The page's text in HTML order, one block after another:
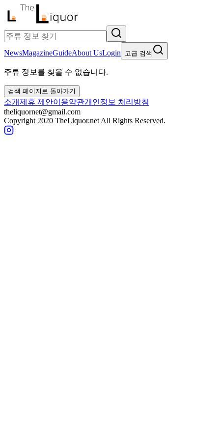
NewsMagazineGuideAbout UsLogin 고급 검색
주류 정보를 찾을 수 없습니다.
검색 페이지로 돌아가기
소개제휴 제안이용약관개인정보 처리방침
theliquornet@gmail.com
Copyright 2020 TheLiquor.net All Rights Reserved.